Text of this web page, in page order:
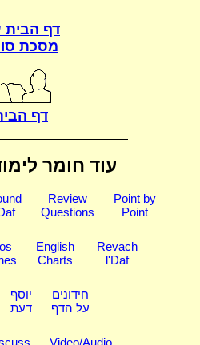
דף הבית
מסכת
דף
עוד חומר
Review
Questions
Point by
Point
English
Charts
Revach
l'Daf
יוסף
דעת
חידונים
על הדף
Video/Audio